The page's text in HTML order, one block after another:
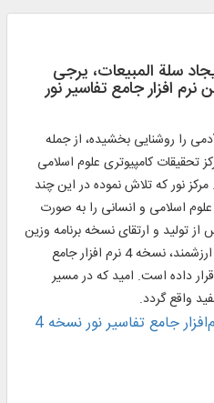
سلة المبيعات، يرجی
افزار جامع تفاسیر نور
را روشنایی بخشیده، از جمله
تحقیقات کامپیوتری علوم اسلامی
نور که تلاش نموده در این چند
اسلامی و انسانی را به صورت
تولید و ارتقای نسخه برنامه وزین
جامع تفاسیر نور، این بار در اقدامی ارزشمند، نسخه 4 نرم افزار جامع
قرار داده است. امید که در مسیر
واقع گردد.
جامع تفاسیر نور نسخه 4